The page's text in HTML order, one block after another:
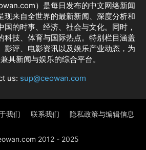
）是每日发布的中文网络新闻
现来自全世界的最新新闻、深度分析和
国的时事、经济、社会与文化。同时，
科技、体育与国际热点。特别栏目涵盖
影评、电影资讯以及娱乐产业动态，为
具新闻与娱乐的综合平台。
us: sup@ceowan.com
我们 联系我们 隐私政策与编辑信息
2012 - 2025